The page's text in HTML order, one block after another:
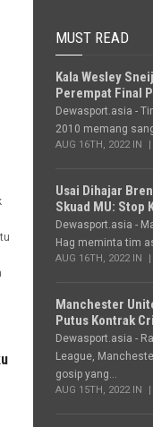
MUST READ
Kala Wesley
Perempat Final
Dewasport.asia -
2010 memang
AUG 16TH, 2022 IN
Usai Dihajar
Skuad MU: Stop
Dewasport.asia -
Hag meminta tim
AUG 16TH, 2022 IN
Manchester
Putus Kontrak
Dewasport.asia -
League,
gosip yang...
AUG 15TH, 2022 IN